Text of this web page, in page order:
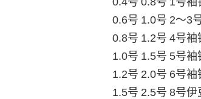
0.6号 1.0号 2～3
0.8号 1.2号 4号袖
1.0号 1.5号 5号袖
1.2号 2.0号 6号袖
1.5号 2.5号 8号伊